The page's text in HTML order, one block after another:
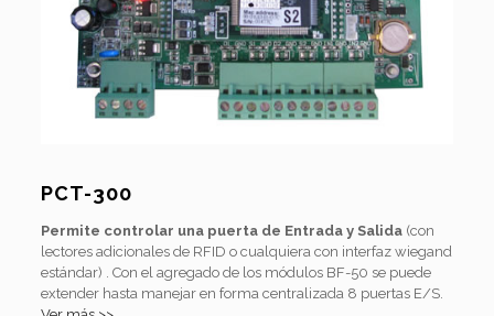
PCT-300
Permite controlar una puerta de Entrada y Salida(con
lectores adicionales de RFID o cualquiera con interfaz wiegand
estándar) . Con el agregado de los módulos BF-50 se puede
extender hasta manejar en forma centralizada 8 puertas E/S.